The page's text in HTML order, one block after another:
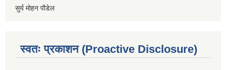
सुर्य मोहन पौडेल
स्वतः प्रकाशन (Proactive Disclosure)